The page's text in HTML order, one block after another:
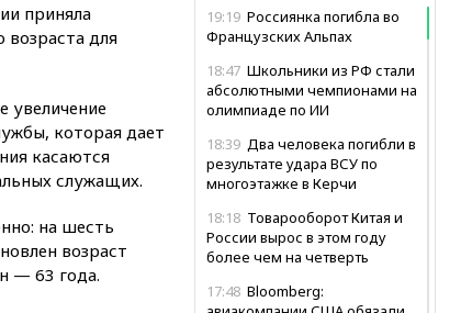
19:19 Россиянка погибла во
Французских Альпах
18:47 Школьники из РФ стали
абсолютными чемпионами на
олимпиаде по ИИ
18:39 Два человека погибли в
результате удара ВСУ по
многоэтажке в Керчи
18:18 Товарооборот Китая и
России вырос в этом году
более чем на четверть
17:48 Bloomberg:
приняла
возраста для
увеличение
которая дает
касаются
служащих.
на шесть
возраст
— 63 года.